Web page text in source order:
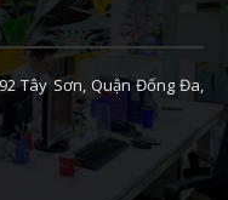
Tây Sơn, Quận Đống Đa,